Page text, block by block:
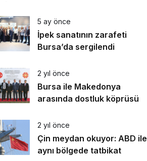
5 ay önce
İpek sanatının zarafeti
Bursa’da sergilendi
2 yıl önce
Bursa ile Makedonya
arasında dostluk köprüsü
2 yıl önce
Çin meydan okuyor: ABD ile
aynı bölgede tatbikat